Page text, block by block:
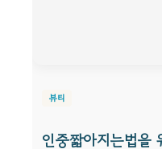
뷰티
인중짧아지는법을